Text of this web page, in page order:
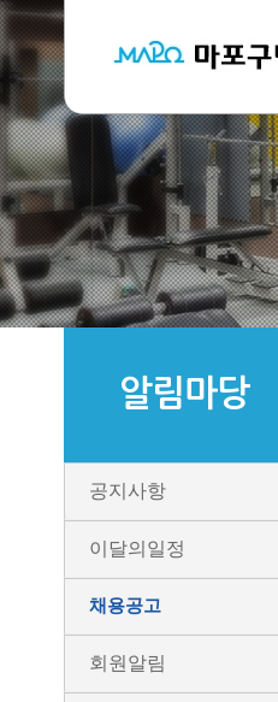
알림마당
공지사항
이달의일정
채용공고
회원알림